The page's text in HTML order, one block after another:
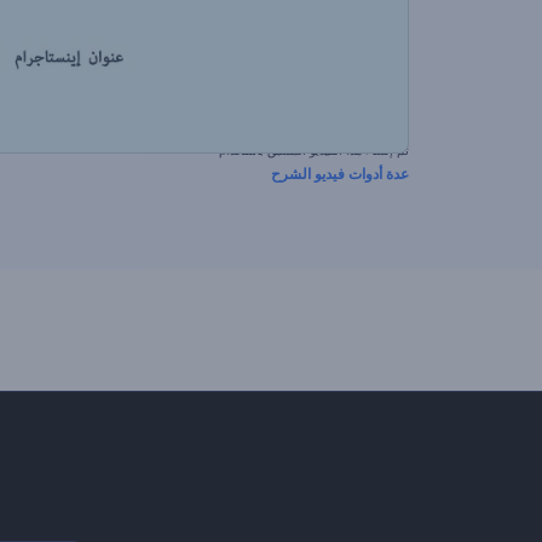
تم إنشاء هذا الفيديو المسبق باستخدام
عدة أدوات فيديو الشرح